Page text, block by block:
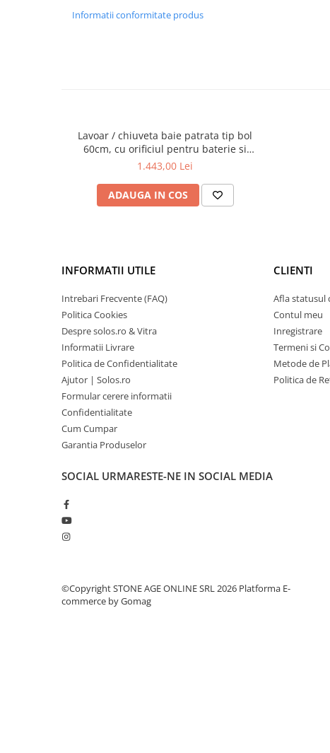
Informatii conformitate produs
Lavoar / chiuveta baie patrata tip bol
60cm, cu orificiul pentru baterie si
preaplin, alb mat | 7426B001-0001
1.443,00 Lei
ADAUGA IN COS
INFORMATII UTILE
Intrebari Frecvente (FAQ)
Politica Cookies
Despre solos.ro & Vitra
Informatii Livrare
Politica de Confidentialitate
Ajutor | Solos.ro
Formular cerere informatii
Confidentialitate
Cum Cumpar
Garantia Produselor
CLIENTI
Afla statusul
Contul meu
Inregistrare
Termeni si
Metode de
Politica de
SOCIAL URMARESTE-NE IN SOCIAL MEDIA
©Copyright STONE AGE ONLINE SRL 2026 Platforma E-
commerce by Gomag